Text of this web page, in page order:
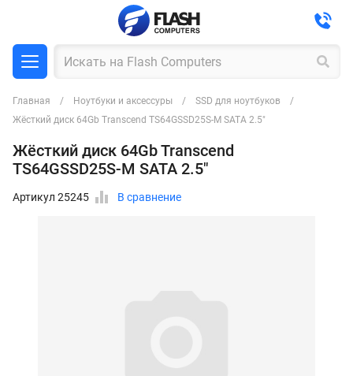
Главная Ноутбуки и аксессуры
SSD для ноутбуков
Жёсткий диск 64Gb Transcend TS64GSSD25S-M SATA 2.5"
Жёсткий диск 64Gb Transcend
TS64GSSD25S-M SATA 2.5"
Артикул 25245 В сравнение